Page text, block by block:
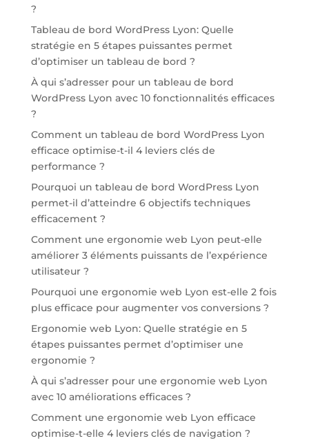
?
Tableau de bord WordPress Lyon: Quelle
stratégie en 5 étapes puissantes permet
d’optimiser un tableau de bord ?
À qui s’adresser pour un tableau de bord
WordPress Lyon avec 10 fonctionnalités efficaces
?
Comment un tableau de bord WordPress Lyon
efficace optimise-t-il 4 leviers clés de
performance ?
Pourquoi un tableau de bord WordPress Lyon
permet-il d’atteindre 6 objectifs techniques
efficacement ?
Comment une ergonomie web Lyon peut-elle
améliorer 3 éléments puissants de l’expérience
utilisateur ?
Pourquoi une ergonomie web Lyon est-elle 2 fois
plus efficace pour augmenter vos conversions ?
Ergonomie web Lyon: Quelle stratégie en 5
étapes puissantes permet d’optimiser une
ergonomie ?
À qui s’adresser pour une ergonomie web Lyon
avec 10 améliorations efficaces ?
Comment une ergonomie web Lyon efficace
optimise-t-elle 4 leviers clés de navigation ?